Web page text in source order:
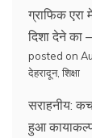
ग्राफिक
दिशा देने का
posted on
देहरादून, शिक्षा
सराहनीय:
हुआ